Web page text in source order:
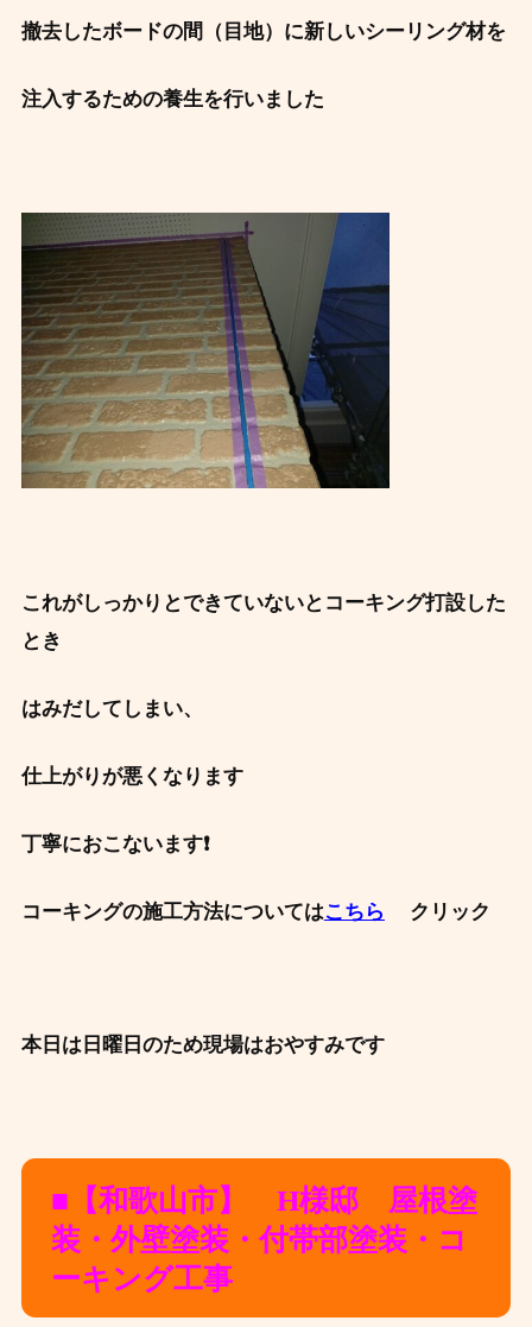
撤去したボードの間（目地）に新しいシーリング材を
注入するための養生を行いました
これがしっかりとできていないとコーキング打設した
とき
はみだしてしまい、
仕上がりが悪くなります
丁寧におこないます❗
コーキングの施工方法についてはこちら クリック
本日は日曜日のため現場はおやすみです
■【和歌山市】 H様邸 屋根塗
装・外壁塗装・付帯部塗装・コ
ーキング工事